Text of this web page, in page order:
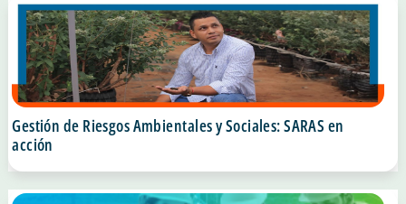
Gestión de Riesgos Ambientales y Sociales: SARAS en
acción